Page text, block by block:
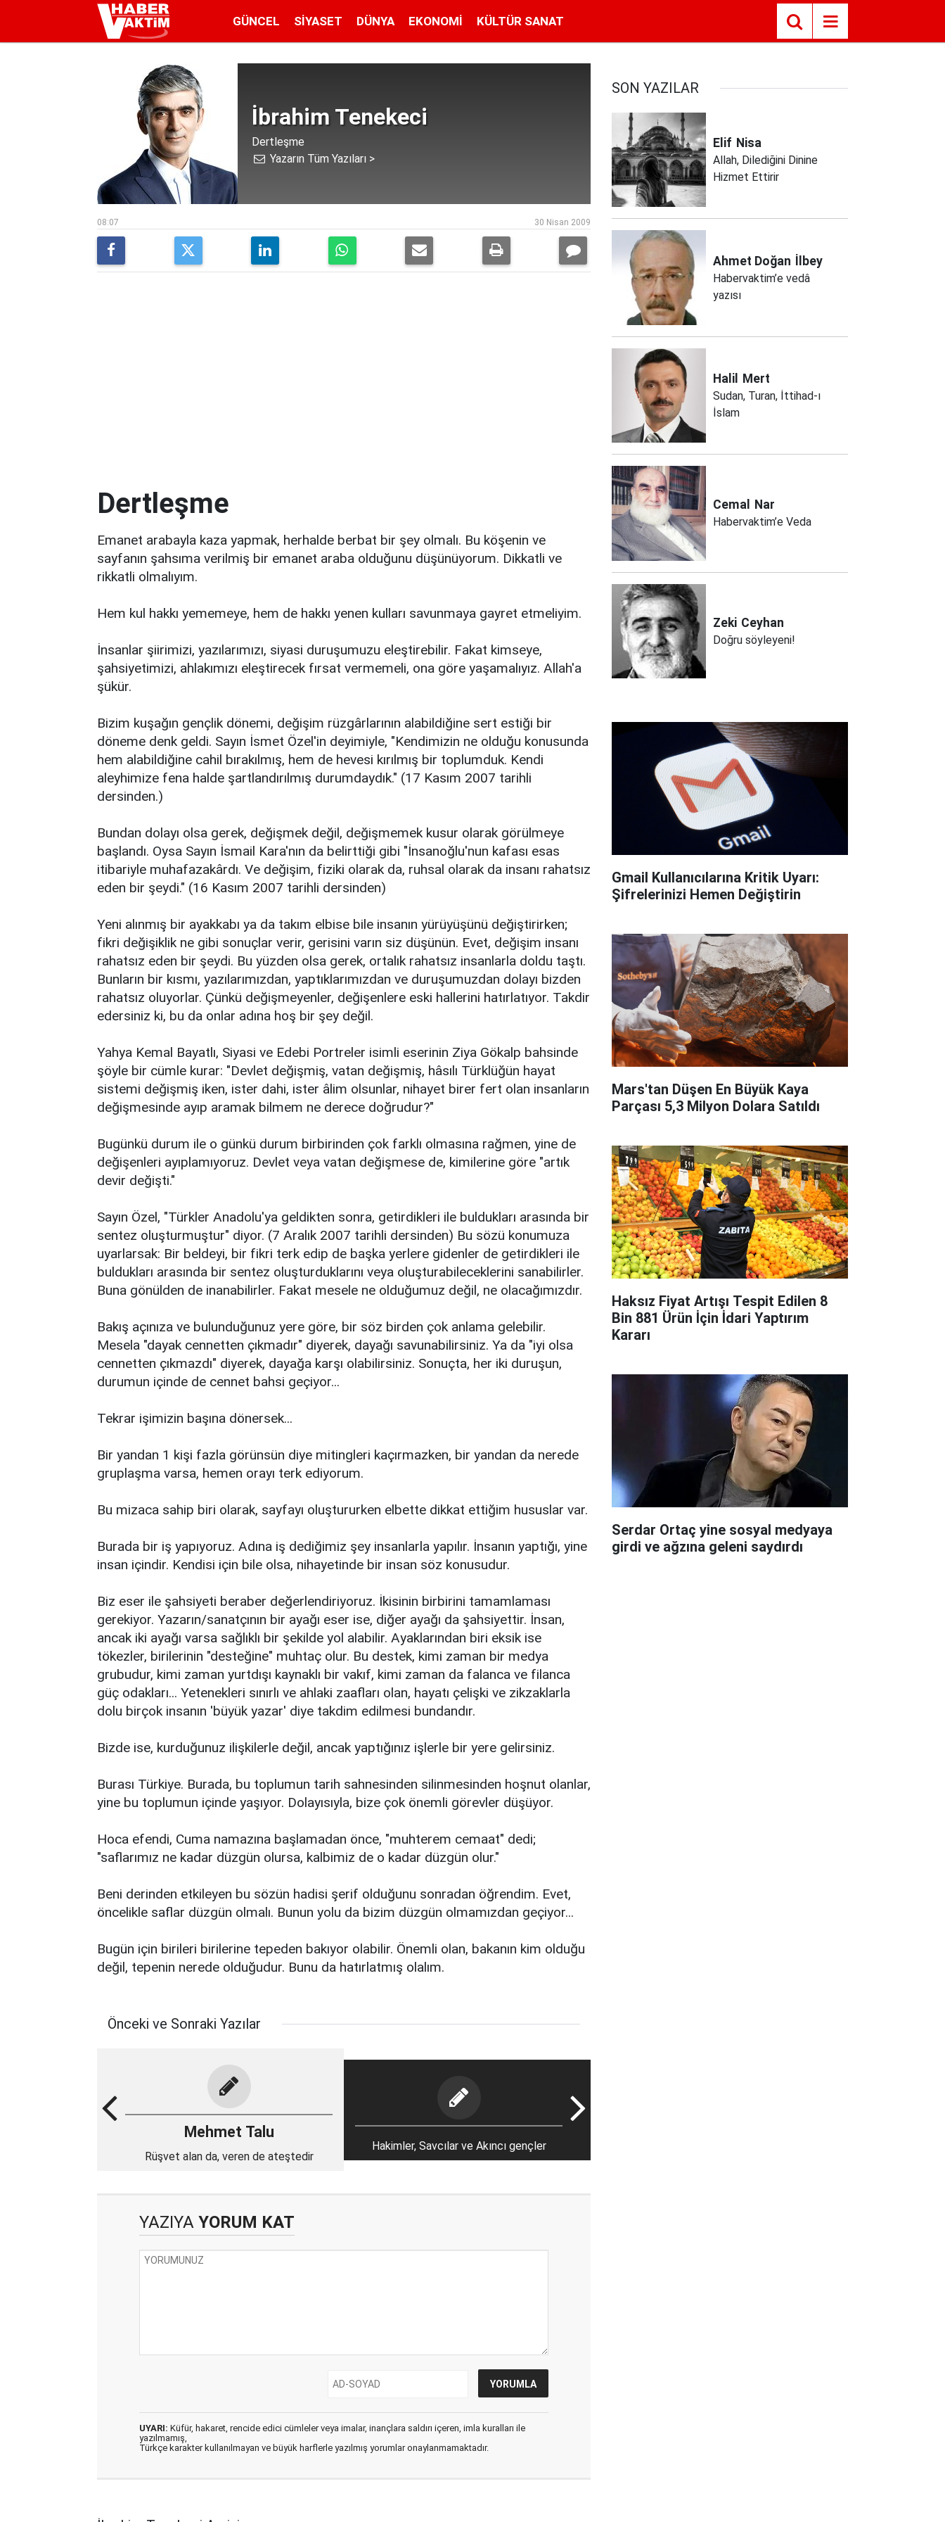
GÜNCEL SIYASET DÜNYA EKONOMI KÜLTÜR SANAT
İbrahim Tenekeci
Dertleşme
Yazarın Tüm Yazıları >
08:07 30 Nisan 2009
Dertleşme
Emanet arabayla kaza yapmak, herhalde berbat bir şey olmalı. Bu köşenin ve
sayfanın şahsıma verilmiş bir emanet araba olduğunu düşünüyorum. Dikkatli ve
rikkatli olmalıyım.
Hem kul hakkı yememeye, hem de hakkı yenen kulları savunmaya gayret etmeliyim.
İnsanlar şiirimizi, yazılarımızı, siyasi duruşumuzu eleştirebilir. Fakat kimseye,
şahsiyetimizi, ahlakımızı eleştirecek fırsat vermemeli, ona göre yaşamalıyız. Allah'a
şükür.
Bizim kuşağın gençlik dönemi, değişim rüzgârlarının alabildiğine sert estiği bir
döneme denk geldi. Sayın İsmet Özel'in deyimiyle, "Kendimizin ne olduğu konusunda
hem alabildiğine cahil bırakılmış, hem de hevesi kırılmış bir toplumduk. Kendi
aleyhimize fena halde şartlandırılmış durumdaydık." (17 Kasım 2007 tarihli
dersinden.)
Bundan dolayı olsa gerek, değişmek değil, değişmemek kusur olarak görülmeye
başlandı. Oysa Sayın İsmail Kara'nın da belirttiği gibi "İnsanoğlu'nun kafası esas
itibariyle muhafazakârdı. Ve değişim, fiziki olarak da, ruhsal olarak da insanı rahatsız
eden bir şeydi." (16 Kasım 2007 tarihli dersinden)
Yeni alınmış bir ayakkabı ya da takım elbise bile insanın yürüyüşünü değiştirirken;
fikri değişiklik ne gibi sonuçlar verir, gerisini varın siz düşünün. Evet, değişim insanı
rahatsız eden bir şeydi. Bu yüzden olsa gerek, ortalık rahatsız insanlarla doldu taştı.
Bunların bir kısmı, yazılarımızdan, yaptıklarımızdan ve duruşumuzdan dolayı bizden
rahatsız oluyorlar. Çünkü değişmeyenler, değişenlere eski hallerini hatırlatıyor. Takdir
edersiniz ki, bu da onlar adına hoş bir şey değil.
Yahya Kemal Bayatlı, Siyasi ve Edebi Portreler isimli eserinin Ziya Gökalp bahsinde
şöyle bir cümle kurar: "Devlet değişmiş, vatan değişmiş, hâsılı Türklüğün hayat
sistemi değişmiş iken, ister dahi, ister âlim olsunlar, nihayet birer fert olan insanların
değişmesinde ayıp aramak bilmem ne derece doğrudur?"
Bugünkü durum ile o günkü durum birbirinden çok farklı olmasına rağmen, yine de
değişenleri ayıplamıyoruz. Devlet veya vatan değişmese de, kimilerine göre "artık
devir değişti."
Sayın Özel, "Türkler Anadolu'ya geldikten sonra, getirdikleri ile buldukları arasında bir
sentez oluşturmuştur" diyor. (7 Aralık 2007 tarihli dersinden) Bu sözü konumuza
uyarlarsak: Bir beldeyi, bir fikri terk edip de başka yerlere gidenler de getirdikleri ile
buldukları arasında bir sentez oluşturduklarını veya oluşturabileceklerini sanabilirler.
Buna gönülden de inanabilirler. Fakat mesele ne olduğumuz değil, ne olacağımızdır.
Bakış açınıza ve bulunduğunuz yere göre, bir söz birden çok anlama gelebilir.
Mesela "dayak cennetten çıkmadır" diyerek, dayağı savunabilirsiniz. Ya da "iyi olsa
cennetten çıkmazdı" diyerek, dayağa karşı olabilirsiniz. Sonuçta, her iki duruşun,
durumun içinde de cennet bahsi geçiyor...
Tekrar işimizin başına dönersek...
Bir yandan 1 kişi fazla görünsün diye mitingleri kaçırmazken, bir yandan da nerede
gruplaşma varsa, hemen orayı terk ediyorum.
Bu mizaca sahip biri olarak, sayfayı oluştururken elbette dikkat ettiğim hususlar var.
Burada bir iş yapıyoruz. Adına iş dediğimiz şey insanlarla yapılır. İnsanın yaptığı, yine
insan içindir. Kendisi için bile olsa, nihayetinde bir insan söz konusudur.
Biz eser ile şahsiyeti beraber değerlendiriyoruz. İkisinin birbirini tamamlaması
gerekiyor. Yazarın/sanatçının bir ayağı eser ise, diğer ayağı da şahsiyettir. İnsan,
ancak iki ayağı varsa sağlıklı bir şekilde yol alabilir. Ayaklarından biri eksik ise
tökezler, birilerinin "desteğine" muhtaç olur. Bu destek, kimi zaman bir medya
grubudur, kimi zaman yurtdışı kaynaklı bir vakıf, kimi zaman da falanca ve filanca
güç odakları... Yetenekleri sınırlı ve ahlaki zaafları olan, hayatı çelişki ve zikzaklarla
dolu birçok insanın 'büyük yazar' diye takdim edilmesi bundandır.
Bizde ise, kurduğunuz ilişkilerle değil, ancak yaptığınız işlerle bir yere gelirsiniz.
Burası Türkiye. Burada, bu toplumun tarih sahnesinden silinmesinden hoşnut olanlar,
yine bu toplumun içinde yaşıyor. Dolayısıyla, bize çok önemli görevler düşüyor.
Hoca efendi, Cuma namazına başlamadan önce, "muhterem cemaat" dedi;
"saflarımız ne kadar düzgün olursa, kalbimiz de o kadar düzgün olur."
Beni derinden etkileyen bu sözün hadisi şerif olduğunu sonradan öğrendim. Evet,
öncelikle saflar düzgün olmalı. Bunun yolu da bizim düzgün olmamızdan geçiyor...
Bugün için birileri birilerine tepeden bakıyor olabilir. Önemli olan, bakanın kim olduğu
değil, tepenin nerede olduğudur. Bunu da hatırlatmış olalım.
Önceki ve Sonraki Yazılar
Mehmet Talu
Rüşvet alan da, veren de ateştedir
Hakimler, Savcılar ve Akıncı gençler
YAZIYA YORUM KAT
UYARI: Küfür, hakaret, rencide edici cümleler veya imalar, inançlara saldırı içeren, imla kuralları ile
yazılmamış,
Türkçe karakter kullanılmayan ve büyük harflerle yazılmış yorumlar onaylanmamaktadır.
SON YAZILAR
Elif Nisa
Allah, Dilediğini Dinine
Hizmet Ettirir
Ahmet Doğan İlbey
Habervaktim’e vedâ
yazısı
Halil Mert
Sudan, Turan, İttihad-ı
İslam
Cemal Nar
Habervaktim’e Veda
Zeki Ceyhan
Doğru söyleyeni!
Gmail Kullanıcılarına Kritik Uyarı:
Şifrelerinizi Hemen Değiştirin
Mars'tan Düşen En Büyük Kaya
Parçası 5,3 Milyon Dolara Satıldı
Haksız Fiyat Artışı Tespit Edilen 8
Bin 881 Ürün İçin İdari Yaptırım
Kararı
Serdar Ortaç yine sosyal medyaya
girdi ve ağzına geleni saydırdı